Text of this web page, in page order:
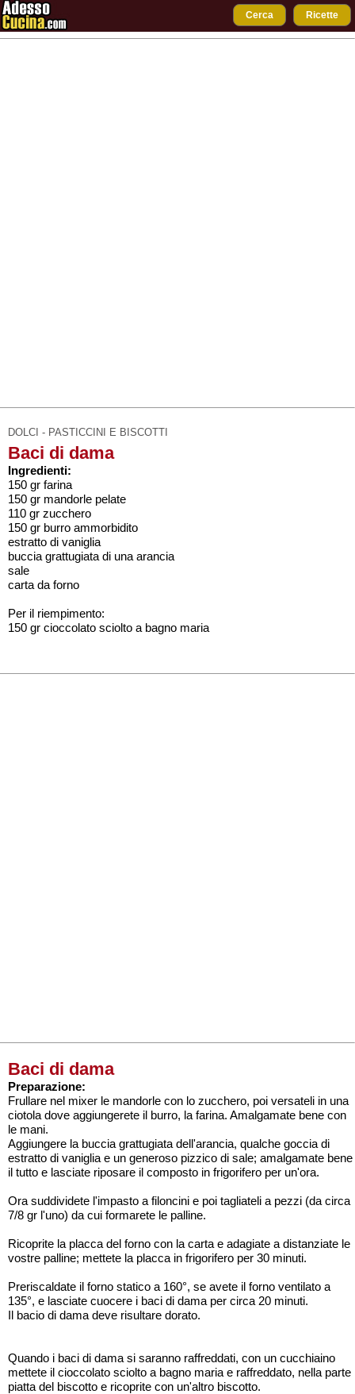
Cerca Ricette
DOLCI - PASTICCINI E BISCOTTI
Baci di dama
Ingredienti:
150 gr farina
150 gr mandorle pelate
110 gr zucchero
150 gr burro ammorbidito
estratto di vaniglia
buccia grattugiata di una arancia
sale
carta da forno
Per il riempimento:
150 gr cioccolato sciolto a bagno maria
Baci di dama
Preparazione:
Frullare nel mixer le mandorle con lo zucchero, poi versateli in una
ciotola dove aggiungerete il burro, la farina. Amalgamate bene con
le mani.
Aggiungere la buccia grattugiata dell'arancia, qualche goccia di
estratto di vaniglia e un generoso pizzico di sale; amalgamate bene
il tutto e lasciate riposare il composto in frigorifero per un'ora.
Ora suddividete l'impasto a filoncini e poi tagliateli a pezzi (da circa
7/8 gr l'uno) da cui formarete le palline.
Ricoprite la placca del forno con la carta e adagiate a distanziate le
vostre palline; mettete la placca in frigorifero per 30 minuti.
Preriscaldate il forno statico a 160°, se avete il forno ventilato a
135°, e lasciate cuocere i baci di dama per circa 20 minuti.
Il bacio di dama deve risultare dorato.
Quando i baci di dama si saranno raffreddati, con un cucchiaino
mettete il cioccolato sciolto a bagno maria e raffreddato, nella parte
piatta del biscotto e ricoprite con un'altro biscotto.